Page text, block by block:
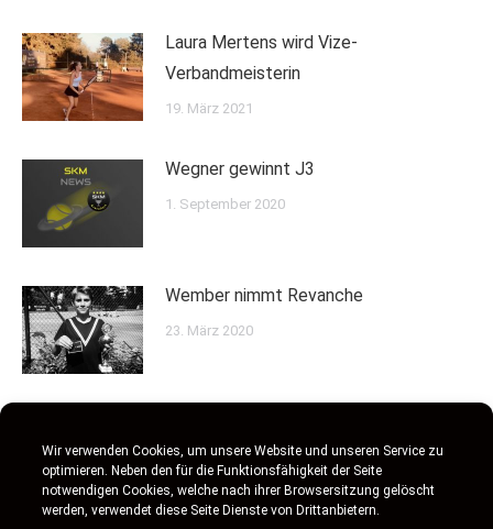
Wir verwenden Cookies, um unsere Website und unseren Service zu
optimieren. Neben den für die Funktionsfähigkeit der Seite
notwendigen Cookies, welche nach ihrer Browsersitzung gelöscht
werden, verwendet diese Seite Dienste von Drittanbietern.
Laura Mertens wird Vize-
Verbandmeisterin
19. März 2021
Wegner gewinnt J3
1. September 2020
Wember nimmt Revanche
23. März 2020
17. Februar 2020